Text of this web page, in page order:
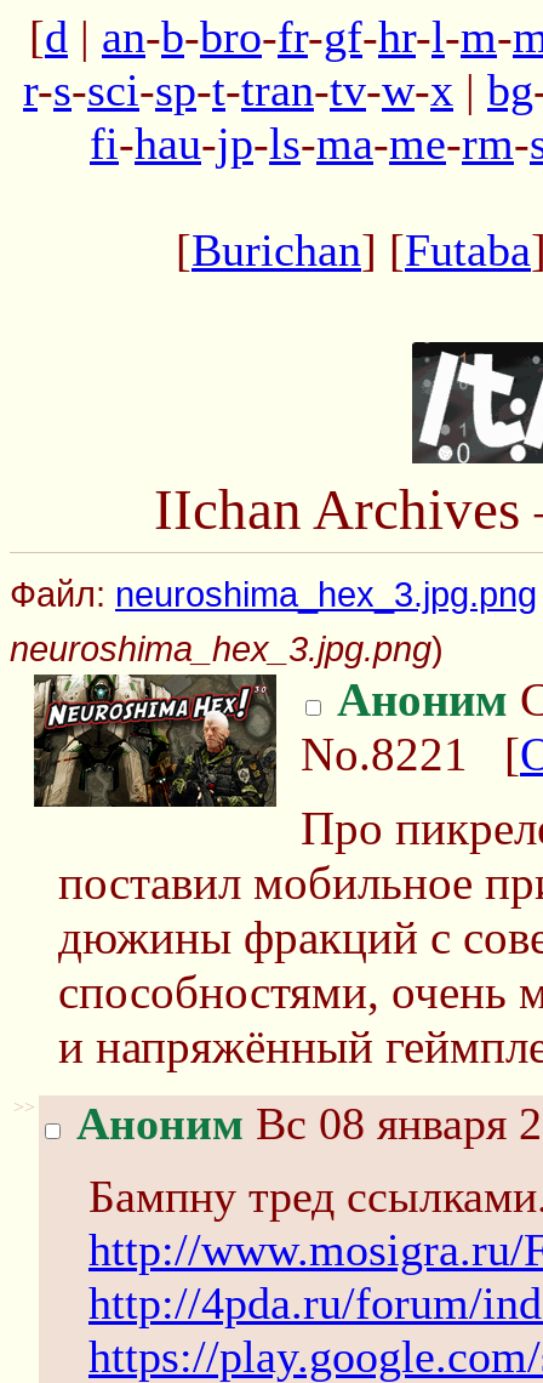
[d | an-b-bro-fr-gf-hr-l-m-
r-s-sci-sp-t-tran-tv-w-x | bg
fi-hau-jp-ls-ma-me-rm-
[Burichan] [Futaba
IIchan
Файл: neuroshima_hex_3.jpg.png
neuroshima_hex_3.jpg.png)
Аноним
No.8221 [
Про
поставил мобильное
дюжины фракций с
способностями, очень
и напряжённый
>> Аноним Вс 08 января
Бампну тред
http://www.mosigra.ru/
http://4pda.ru/forum/
https://